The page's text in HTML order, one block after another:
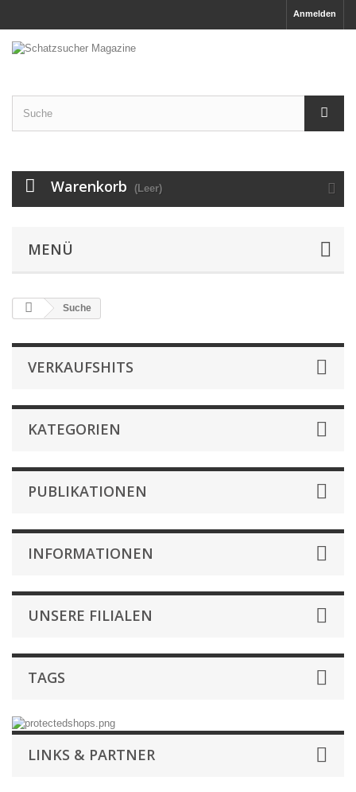
Anmelden
Warenkorb (Leer)
MENÜ
Suche
VERKAUFSHITS
KATEGORIEN
PUBLIKATIONEN
INFORMATIONEN
UNSERE FILIALEN
TAGS
LINKS & PARTNER